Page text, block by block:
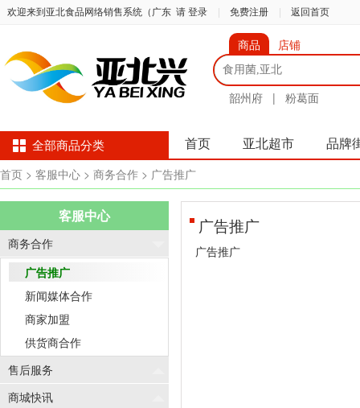
欢迎来到亚北食品网络销售系统（广东 请 登录 免费注册 返回首页
商品 店铺
韶州府 | 粉葛面
全部商品分类 首页 亚北超市 品牌
首页 > 客服中心 > 商务合作 > 广告推广
客服中心
商务合作
广告推广
新闻媒体合作
商家加盟
供货商合作
售后服务
商城快讯
广告推广
广告推广